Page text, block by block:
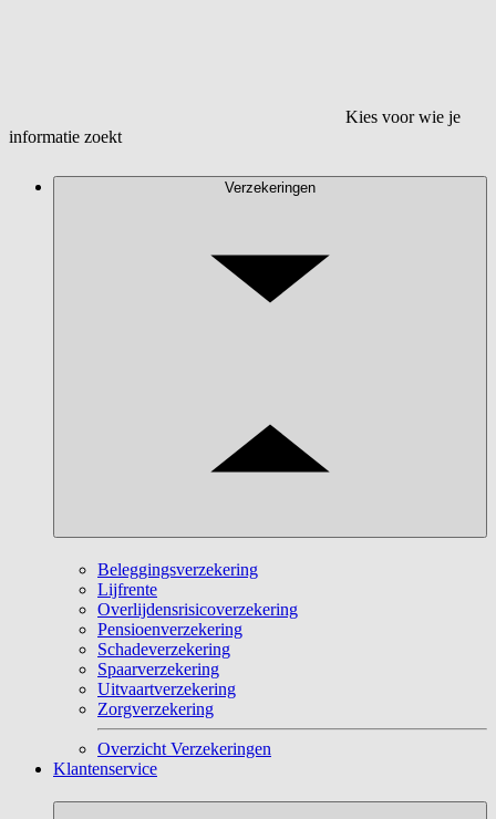
Kies voor wie je
informatie zoekt
Verzekeringen
Beleggingsverzekering
Lijfrente
Overlijdensrisicoverzekering
Pensioenverzekering
Schadeverzekering
Spaarverzekering
Uitvaartverzekering
Zorgverzekering
Overzicht Verzekeringen
Klantenservice